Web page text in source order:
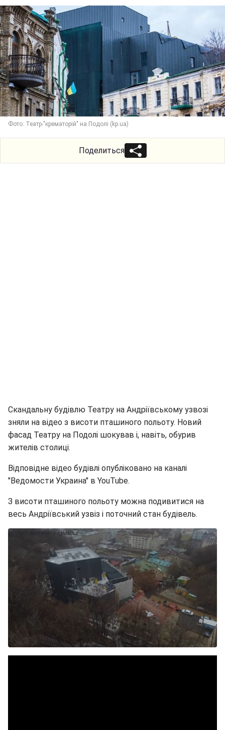
Фото: Театр-"крематорій" на Подолі (kp.ua)
Поделиться
Скандальну будівлю Театру на Андріївському узвозі
зняли на відео з висоти пташиного польоту. Новий
фасад Театру на Подолі шокував і, навіть, обурив
жителів столиці.
Відповідне відео будівлі опубліковано на каналі
"Ведомости Украина" в YouTube.
З висоти пташиного польоту можна подивитися на
весь Андріївський узвіз і поточний стан будівель.